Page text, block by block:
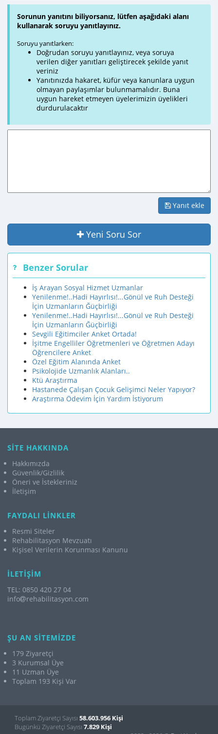
Sorunun yanıtını biliyorsanız, lütfen aşağıdaki alanı
kullanarak soruyu yanıtlayınız.
Soruyu yanıtlarken:
Doğrudan soruyu yanıtlayınız, veya soruya
verilen diğer yanıtları geliştirecek şekilde yanıt
veriniz
Yanıtınızda hakaret, küfür veya kanunlara uygun
olmayan paylaşımlar bulunmamalıdır. Buna
uygun hareket etmeyen üyelerimizin üyelikleri
durdurulacaktır
Yanıt ekle
Yeni Soru Sor
Benzer Sorular
İş Arayan Sosyal Hizmet Uzmanlar
Yenilenme!..Hadi Hayırlısı!...Gönül ve Ruh Desteği
İçin Uzmanların Ğüçbirliği
Yenilenme!..Hadi Hayırlısı!...Gönül ve Ruh Desteği
İçin Uzmanların Ğüçbirliği
Sevgili Eğitimciler Anket Ortada!
İşitme Engelliler Öğretmenleri ve Öğretmen Adayı
Öğrencilere Anket
Özel Eğitim Alanında Anket
Psikolojide Uzmanlık Alanları..
Ktü Araştırma
Hastanede Çalışan Çocuk Gelişimci Neler Yapıyor?
Araştırma Ödevim İçin Yardım İstiyorum
SİTE HAKKINDA
Hakkımızda
Güvenlik/Gizlilik
Öneri ve İstekleriniz
İletişim
FAYDALI LİNKLER
Resmi Siteler
Rehabilitasyon Mevzuatı
Kişisel Verilerin Korunması Kanunu
İLETİŞİM
TEL: 0850 420 27 04
info
rehabilitasyon.com
ŞU AN SİTEMİZDE
179 Ziyaretçi
3 Kurumsal Üye
11 Uzman Üye
Toplam 193 Kişi Var
Toplam Ziyaretçi Sayısı 58.603.956 Kişi
Bugünkü Ziyaretçi Sayısı 7.829 Kişi